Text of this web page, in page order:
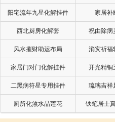
理解地支相冲的规律，
值：
在职业规划中，逢冲旺
之年则宜稳固根基；
在健康管理中，冲凶之
阳宅流年九星化解挂件 家居补
西北厨房化解套 祝由除病
风水摧财助运布局 消灾祈福
家居门对门化解挂件 开光精铜
二黑病符星专用挂件 琉璃吉祥
厕所化煞水晶莲花 铁笔居士